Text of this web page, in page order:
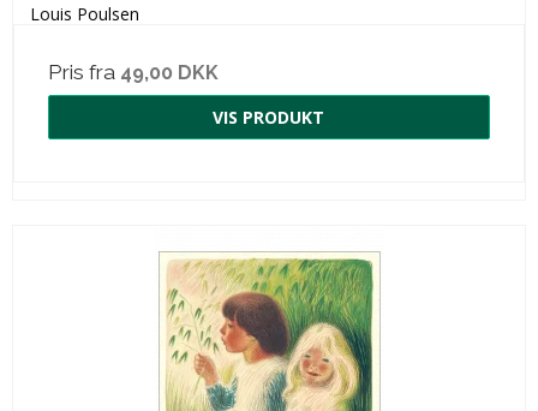
Louis Poulsen
Pris fra 49,00 DKK
VIS PRODUKT